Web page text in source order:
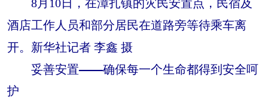
8月10日，在漳扎镇的灾民安置点，民宿及
酒店工作人员和部分居民在道路旁等待乘车离
开。新华社记者 李鑫 摄
妥善安置——确保每一个生命都得到安全呵
护